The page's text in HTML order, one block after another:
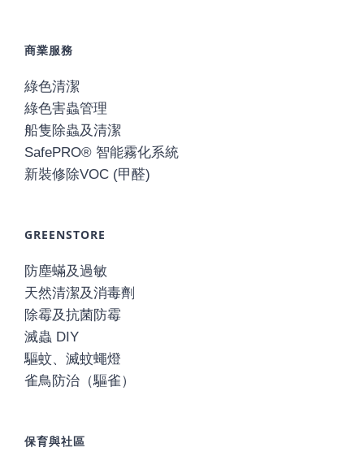
商業服務
綠色清潔
綠色害蟲管理
船隻除蟲及清潔
SafePRO® 智能霧化系統
新裝修除VOC (甲醛)
GREENSTORE
防塵蟎及過敏
天然清潔及消毒劑
除霉及抗菌防霉
滅蟲 DIY
驅蚊、滅蚊蠅燈
雀鳥防治（驅雀）
保育與社區